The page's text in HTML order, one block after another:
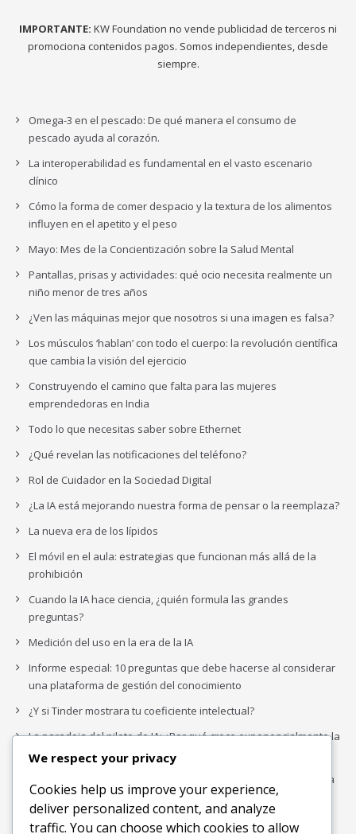
IMPORTANTE: KW Foundation no vende publicidad de terceros ni
promociona contenidos pagos. Somos independientes, desde
siempre.
Omega-3 en el pescado: De qué manera el consumo de
pescado ayuda al corazón.
La interoperabilidad es fundamental en el vasto escenario
clínico
Cómo la forma de comer despacio y la textura de los alimentos
influyen en el apetito y el peso
Mayo: Mes de la Concientización sobre la Salud Mental
Pantallas, prisas y actividades: qué ocio necesita realmente un
niño menor de tres años
¿Ven las máquinas mejor que nosotros si una imagen es falsa?
Los músculos ‘hablan’ con todo el cuerpo: la revolución científica
que cambia la visión del ejercicio
Construyendo el camino que falta para las mujeres
emprendedoras en India
Todo lo que necesitas saber sobre Ethernet
¿Qué revelan las notificaciones del teléfono?
Rol de Cuidador en la Sociedad Digital
¿La IA está mejorando nuestra forma de pensar o la reemplaza?
La nueva era de los lípidos
El móvil en el aula: estrategias que funcionan más allá de la
prohibición
Cuando la IA hace ciencia, ¿quién formula las grandes
preguntas?
Medición del uso en la era de la IA
Informe especial: 10 preguntas que debe hacerse al considerar
una plataforma de gestión del conocimiento
¿Y si Tinder mostrara tu coeficiente intelectual?
La paradoja del piloto de IA: ¿Por qué crece exponencialmente la
complejidad de la IA empresarial?
Los organigramas de marketing se crearon para los canales. La
IA acaba de dejarlos obsoletos.
We respect your privacy
Cookies help us improve your experience,
deliver personalized content, and analyze
traffic. You can choose which cookies to allow